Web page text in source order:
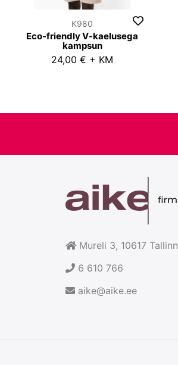
K980
Eco-friendly V-kaelusega
kampsun
24,00 € + KM
Mureli 3, 10617 Tallinn
6 610 766
aike@aike.ee